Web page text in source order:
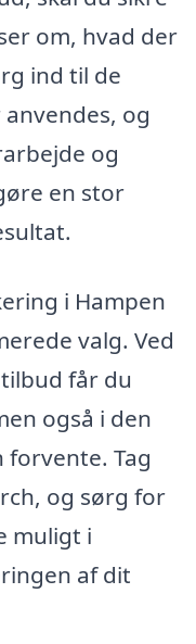
om, hvad der
ind til de
og
og
en stor
i Hampen
valg. Ved
får du
også i den
forvente. Tag
og sørg for
muligt i
af dit